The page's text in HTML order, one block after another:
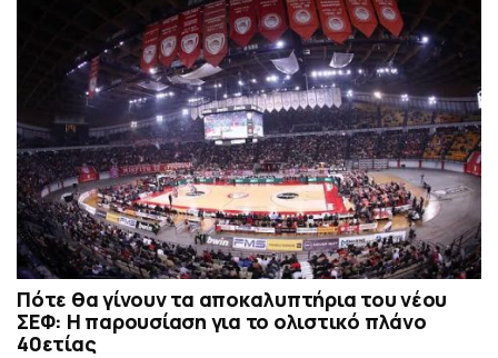
Πότε θα γίνουν τα αποκαλυπτήρια του νέου
ΣΕΦ: Η παρουσίαση για το ολιστικό πλάνο
40ετίας